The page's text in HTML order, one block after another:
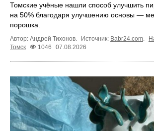
Томские учёные нашли способ улучшить
на 50% благодаря улучшению основы —
порошка.
Автор: Андрей Тихонов. Источник: Babr24.com.
Томск
1046 07.08.2026